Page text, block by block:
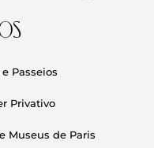
Passeios
Privativo
Museus de Paris